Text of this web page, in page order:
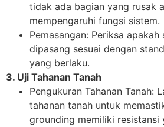
tidak ada bagian yang rusak
mempengaruhi fungsi sistem.
Pemasangan: Periksa
dipasang sesuai dengan
yang berlaku.
3. Uji Tahanan Tanah
Pengukuran Tahanan Tanah:
tahanan tanah untuk
grounding memiliki resistansi